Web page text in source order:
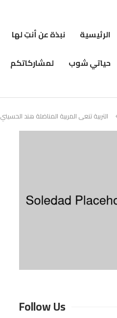
الرئيسية نبذة عن أنتِ لها
حياتي شوب
لمشاركاتكم
التربية تنعى المربية المناضلة هند الحسيني
Follow Us